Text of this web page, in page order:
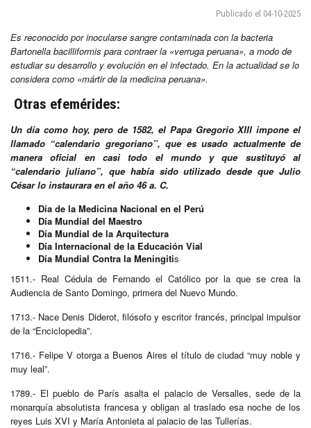
Publicado el 04-10-2025
Es reconocido por inocularse sangre contaminada con la bacteria
Bartonella bacilliformis para contraer la «verruga peruana», a modo de
estudiar su desarrollo y evolución en el infectado. En la actualidad se lo
considera como «mártir de la medicina peruana».
Otras efemérides:
Un día como hoy, pero de 1582, el Papa Gregorio XIII impone el
llamado “calendario gregoriano”, que es usado actualmente de
manera oficial en casi todo el mundo y que sustituyó al
“calendario juliano”, que había sido utilizado desde que Julio
César lo instaurara en el año 46 a. C.
Día de la Medicina Nacional en el Perú
Día Mundial del Maestro
Día Mundial de la Arquitectura
Día Internacional de la Educación Vial
Día Mundial Contra la Meningitis
1511.- Real Cédula de Fernando el Católico por la que se crea la
Audiencia de Santo Domingo, primera del Nuevo Mundo.
1713.- Nace Denis Diderot, filósofo y escritor francés, principal impulsor
de la “Enciclopedia”.
1716.- Felipe V otorga a Buenos Aires el título de ciudad “muy noble y
muy leal”.
1789.- El pueblo de París asalta el palacio de Versalles, sede de la
monarquía absolutista francesa y obligan al traslado esa noche de los
reyes Luis XVI y María Antonieta al palacio de las Tullerías.